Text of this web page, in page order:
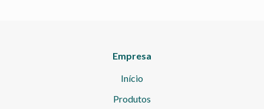
Empresa
Início
Produtos